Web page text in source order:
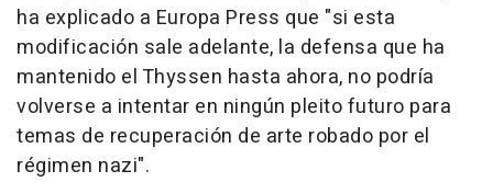
ha explicado a Europa Press que "si esta
modificación sale adelante, la defensa que ha
mantenido el Thyssen hasta ahora, no podría
volverse a intentar en ningún pleito futuro para
temas de recuperación de arte robado por el
régimen nazi".